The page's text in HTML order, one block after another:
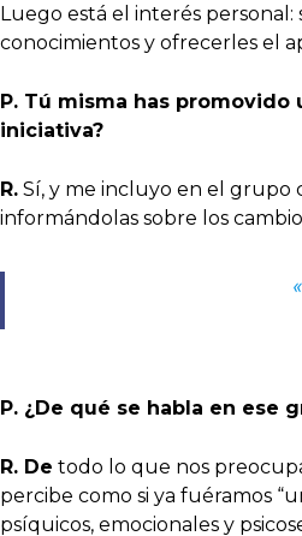
Luego está el interés personal:
conocimientos y ofrecerles el
P. Tú misma has
iniciativa?
R. Sí, y me incluyo en el grupo
informándolas sobre los
«
P. ¿De qué se habla en ese
R. De todo lo que nos
percibe como si ya fuéramos
psíquicos, emocionales y